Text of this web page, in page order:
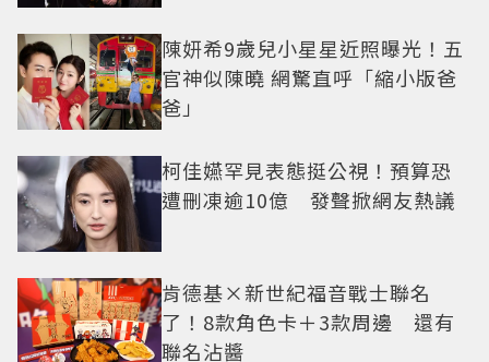
陳妍希9歲兒小星星近照曝光！五
官神似陳曉 網驚直呼「縮小版爸
爸」
柯佳嬿罕見表態挺公視！預算恐
遭刪凍逾10億 發聲掀網友熱議
肯德基×新世紀福音戰士聯名
了！8款角色卡＋3款周邊 還有
聯名沾醬